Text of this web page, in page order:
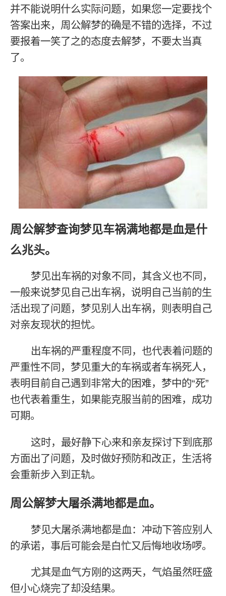
并不能说明什么实际问题，如果您一定要找个
答案出来，周公解梦的确是不错的选择，不过
要报着一笑了之的态度去解梦，不要太当真
了。
周公解梦查询梦见车祸满地都是血是什
么兆头。
梦见出车祸的对象不同，其含义也不同，
一般来说梦见自己出车祸，说明自己当前的生
活出现了问题，梦见别人出车祸，则表明自己
对亲友现状的担忧。
出车祸的严重程度不同，也代表着问题的
严重性不同，梦见重大的车祸或者车祸死人，
表明目前自己遇到非常大的困难，梦中的“死”
也代表着重生，如果能克服当前的困难，成功
可期。
这时，最好静下心来和亲友探讨下到底那
方面出了问题，及时做好预防和改正，生活将
会重新步入到正轨。
周公解梦大屠杀满地都是血。
梦见大屠杀满地都是血：冲动下答应别人
的承诺，事后可能会是白忙又后悔地收场啰。
尤其是血气方刚的这两天，气焰虽然旺盛
但小心烧完了却没结果。